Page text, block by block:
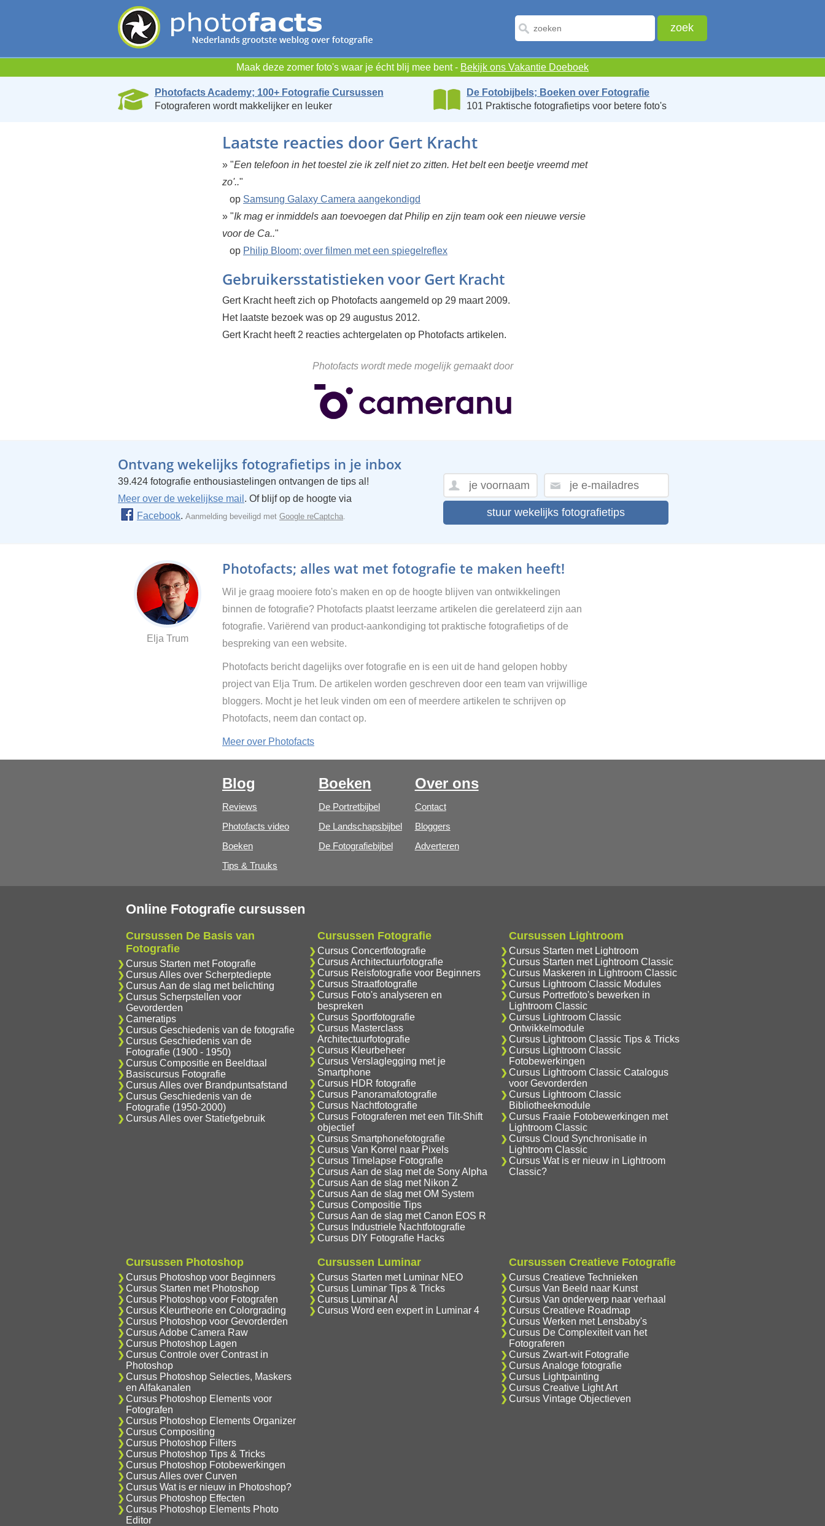
Maak deze zomer foto's waar je écht blij mee bent - Bekijk ons Vakantie Doeboek
Photofacts Academy; 100+ Fotografie Cursussen
Fotograferen wordt makkelijker en leuker
De Fotobijbels; Boeken over Fotografie
101 Praktische fotografietips voor betere foto's
Laatste reacties door Gert Kracht
» "Een telefoon in het toestel zie ik zelf niet zo zitten. Het belt een beetje vreemd met
zo'.."
op Samsung Galaxy Camera aangekondigd
» "Ik mag er inmiddels aan toevoegen dat Philip en zijn team ook een nieuwe versie
voor de Ca.."
op Philip Bloom; over filmen met een spiegelreflex
Gebruikersstatistieken voor Gert Kracht
Gert Kracht heeft zich op Photofacts aangemeld op 29 maart 2009.
Het laatste bezoek was op 29 augustus 2012.
Gert Kracht heeft 2 reacties achtergelaten op Photofacts artikelen.
Photofacts wordt mede mogelijk gemaakt door
Ontvang wekelijks fotografietips in je inbox
39.424 fotografie enthousiastelingen ontvangen de tips al!
Meer over de wekelijkse mail . Of blijf op de hoogte via
Facebook. Aanmelding beveiligd met Google reCaptcha. stuur wekelijks fotografietips
Elja Trum
Photofacts; alles wat met fotografie te maken heeft!
Wil je graag mooiere foto's maken en op de hoogte blijven van ontwikkelingen
binnen de fotografie? Photofacts plaatst leerzame artikelen die gerelateerd zijn aan
fotografie. Variërend van product-aankondiging tot praktische fotografietips of de
bespreking van een website.
Photofacts bericht dagelijks over fotografie en is een uit de hand gelopen hobby
project van Elja Trum. De artikelen worden geschreven door een team van vrijwillige
bloggers. Mocht je het leuk vinden om een of meerdere artikelen te schrijven op
Photofacts, neem dan contact op.
Meer over Photofacts
Blog
Reviews
Photofacts video
Boeken
Tips & Truuks
Boeken
De Portretbijbel
De Landschapsbijbel
De Fotografiebijbel
Over ons
Contact
Bloggers
Adverteren
Online Fotografie cursussen
Cursussen De Basis van
Fotografie
Cursus Starten met Fotografie
Cursus Alles over Scherptediepte
Cursus Aan de slag met belichting
Cursus Scherpstellen voor
Gevorderden
Cameratips
Cursus Geschiedenis van de fotografie
Cursus Geschiedenis van de
Fotografie (1900 - 1950)
Cursus Compositie en Beeldtaal
Basiscursus Fotografie
Cursus Alles over Brandpuntsafstand
Cursus Geschiedenis van de
Fotografie (1950-2000)
Cursus Alles over Statiefgebruik
Cursussen Fotografie
Cursus Concertfotografie
Cursus Architectuurfotografie
Cursus Reisfotografie voor Beginners
Cursus Straatfotografie
Cursus Foto's analyseren en
bespreken
Cursus Sportfotografie
Cursus Masterclass
Architectuurfotografie
Cursus Kleurbeheer
Cursus Verslaglegging met je
Smartphone
Cursus HDR fotografie
Cursus Panoramafotografie
Cursus Nachtfotografie
Cursus Fotograferen met een Tilt-Shift
objectief
Cursus Smartphonefotografie
Cursus Van Korrel naar Pixels
Cursus Timelapse Fotografie
Cursus Aan de slag met de Sony Alpha
Cursus Aan de slag met Nikon Z
Cursus Aan de slag met OM System
Cursus Compositie Tips
Cursus Aan de slag met Canon EOS R
Cursus Industriele Nachtfotografie
Cursus DIY Fotografie Hacks
Cursussen Lightroom
Cursus Starten met Lightroom
Cursus Starten met Lightroom Classic
Cursus Maskeren in Lightroom Classic
Cursus Lightroom Classic Modules
Cursus Portretfoto's bewerken in
Lightroom Classic
Cursus Lightroom Classic
Ontwikkelmodule
Cursus Lightroom Classic Tips & Tricks
Cursus Lightroom Classic
Fotobewerkingen
Cursus Lightroom Classic Catalogus
voor Gevorderden
Cursus Lightroom Classic
Bibliotheekmodule
Cursus Fraaie Fotobewerkingen met
Lightroom Classic
Cursus Cloud Synchronisatie in
Lightroom Classic
Cursus Wat is er nieuw in Lightroom
Classic?
Cursussen Photoshop
Cursus Photoshop voor Beginners
Cursus Starten met Photoshop
Cursus Photoshop voor Fotografen
Cursus Kleurtheorie en Colorgrading
Cursus Photoshop voor Gevorderden
Cursus Adobe Camera Raw
Cursus Photoshop Lagen
Cursus Controle over Contrast in
Photoshop
Cursus Photoshop Selecties, Maskers
en Alfakanalen
Cursus Photoshop Elements voor
Fotografen
Cursus Photoshop Elements Organizer
Cursus Compositing
Cursus Photoshop Filters
Cursus Photoshop Tips & Tricks
Cursus Photoshop Fotobewerkingen
Cursus Alles over Curven
Cursus Wat is er nieuw in Photoshop?
Cursus Photoshop Effecten
Cursus Photoshop Elements Photo
Editor
Cursussen Luminar
Cursus Starten met Luminar NEO
Cursus Luminar Tips & Tricks
Cursus Luminar AI
Cursus Word een expert in Luminar 4
Cursussen Creatieve Fotografie
Cursus Creatieve Technieken
Cursus Van Beeld naar Kunst
Cursus Van onderwerp naar verhaal
Cursus Creatieve Roadmap
Cursus Werken met Lensbaby's
Cursus De Complexiteit van het
Fotograferen
Cursus Zwart-wit Fotografie
Cursus Analoge fotografie
Cursus Lightpainting
Cursus Creative Light Art
Cursus Vintage Objectieven